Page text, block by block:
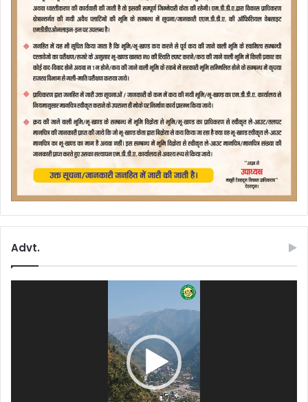
Advt.